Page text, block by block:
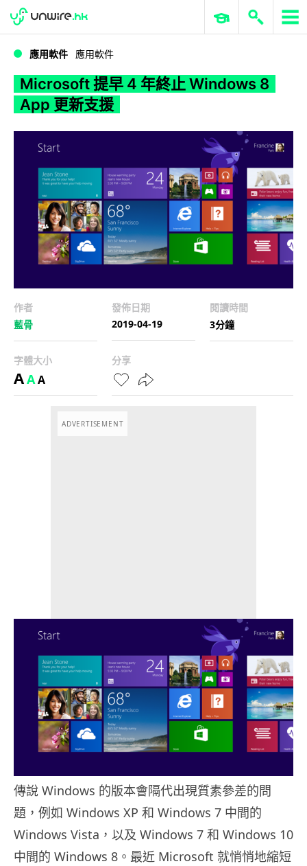
WWDC 2026 ERP 與商業 AI
應用軟件 應用軟件
Microsoft 提早 4 年終止 Windows 8
App 更新支援
作者
藍骨
發佈日期
2019-04-19
閱讀時間
3分鐘
字體大小
AAA
分享
ADVERTISEMENT
傳說 Windows 的版本會隔代出現質素參差的問
題，例如 Windows XP 和 Windows 7 中間的
Windows Vista，以及 Windows 7 和 Windows 10
中間的 Windows 8。最近 Microsoft 就悄悄地縮短